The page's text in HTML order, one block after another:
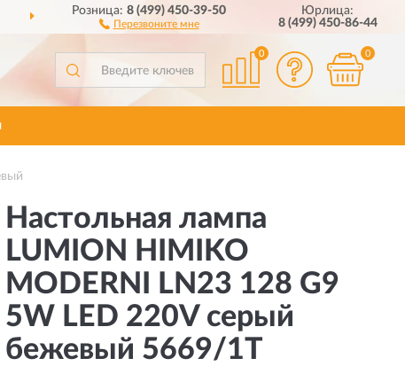
ПО ВСЕЙ РОССИИ
Розница:8 (499) 450-39-50
Перезвоните мне
Юрлица:
8 (499) 450-86-44
0 0
Настольная лампа
LUMION HIMIKO
MODERNI LN23 128 G9
5W LED 220V серый
бежевый 5669/1T